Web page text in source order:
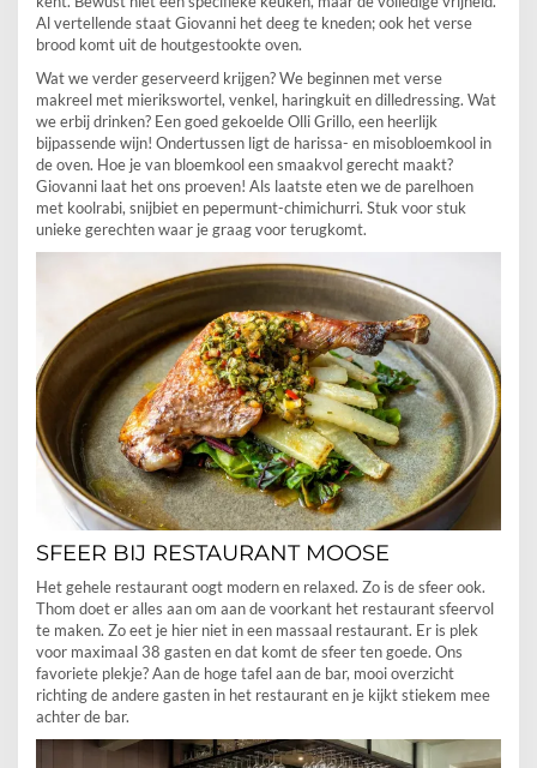
Al vertellende staat Giovanni het deeg te kneden; ook het verse
brood komt uit de houtgestookte oven.
Wat we verder geserveerd krijgen? We beginnen met verse
makreel met mierikswortel, venkel, haringkuit en dilledressing. Wat
we erbij drinken? Een goed gekoelde Olli Grillo, een heerlijk
bijpassende wijn! Ondertussen ligt de harissa- en misobloemkool in
de oven. Hoe je van bloemkool een smaakvol gerecht maakt?
Giovanni laat het ons proeven! Als laatste eten we de parelhoen
met koolrabi, snijbiet en pepermunt-chimichurri. Stuk voor stuk
unieke gerechten waar je graag voor terugkomt.
SFEER BIJ RESTAURANT MOOSE
Het gehele restaurant oogt modern en relaxed. Zo is de sfeer ook.
Thom doet er alles aan om aan de voorkant het restaurant sfeervol
te maken. Zo eet je hier niet in een massaal restaurant. Er is plek
voor maximaal 38 gasten en dat komt de sfeer ten goede. Ons
favoriete plekje? Aan de hoge tafel aan de bar, mooi overzicht
richting de andere gasten in het restaurant en je kijkt stiekem mee
achter de bar.